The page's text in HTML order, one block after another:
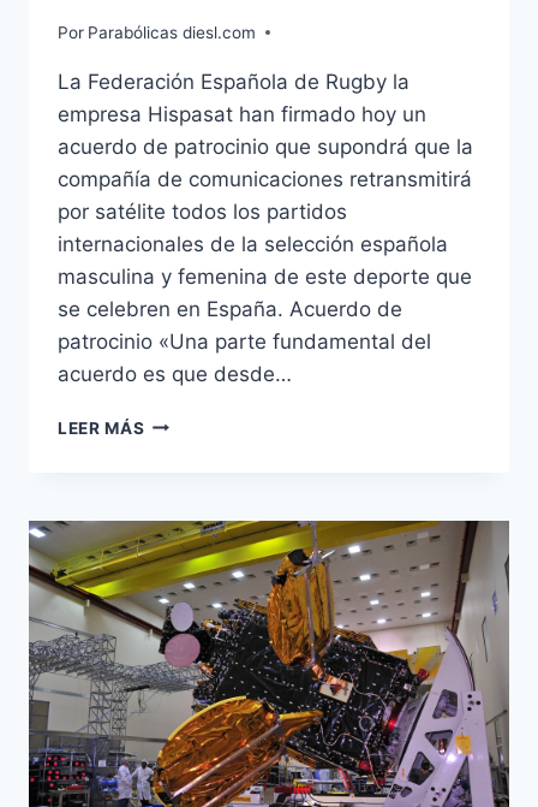
Por Parabólicas diesl.com
La Federación Española de Rugby la
empresa Hispasat han firmado hoy un
acuerdo de patrocinio que supondrá que la
compañía de comunicaciones retransmitirá
por satélite todos los partidos
internacionales de la selección española
masculina y femenina de este deporte que
se celebren en España. Acuerdo de
patrocinio «Una parte fundamental del
acuerdo es que desde…
LEER MÁS LA
RUGBY
JUEGA
POR
HISPASAT